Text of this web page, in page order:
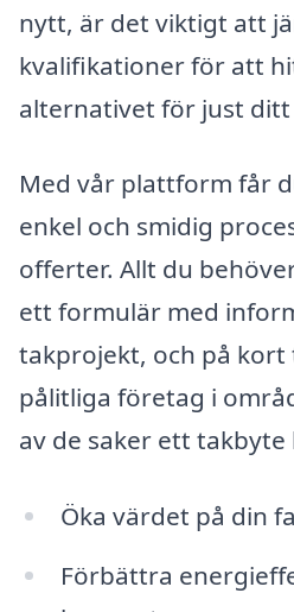
nytt, är det viktigt att
kvalifikationer för att
alternativet för just
Med vår plattform får
enkel och smidig
offerter. Allt du
ett formulär med
takprojekt, och på
pålitliga företag i
av de saker ett takbyte
Öka värdet på din
Förbättra